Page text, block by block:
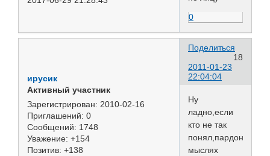
0
Поделиться
18
2011-01-23
22:04:04
ирусик
Активный участник
Зарегистрирован: 2010-02-16
Приглашений: 0
Сообщений: 1748
Уважение: +154
Позитив: +138
Ну
ладно,если
кто не так
понял,пардонс.В
мыслях